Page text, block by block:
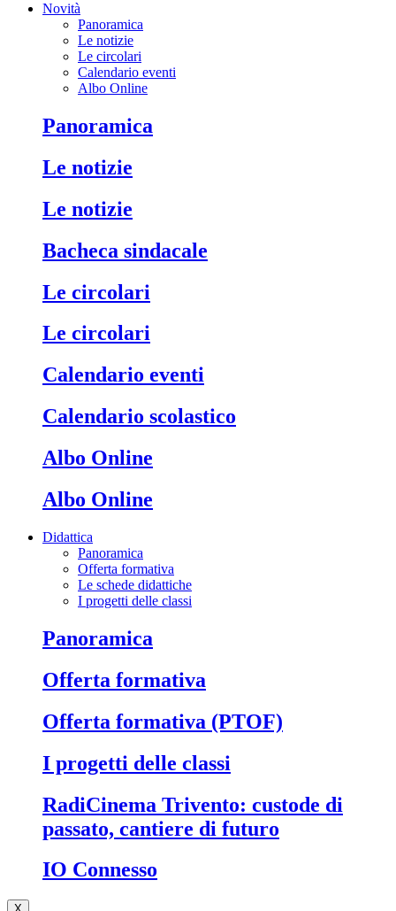
Novità
Panoramica
Le notizie
Le circolari
Calendario eventi
Albo Online
Panoramica
Le notizie
Le notizie
Bacheca sindacale
Le circolari
Le circolari
Calendario eventi
Calendario scolastico
Albo Online
Albo Online
Didattica
Panoramica
Offerta formativa
Le schede didattiche
I progetti delle classi
Panoramica
Offerta formativa
Offerta formativa (PTOF)
I progetti delle classi
RadiCinema Trivento: custode di
passato, cantiere di futuro
IO Connesso